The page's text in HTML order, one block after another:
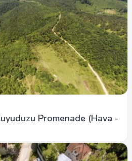
Promenade (Hava -